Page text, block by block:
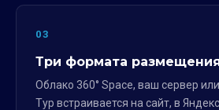
03
Три формата
Облако 360° Space, ваш сервер
Тур встраивается на сайт, в